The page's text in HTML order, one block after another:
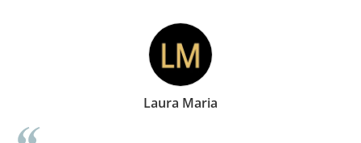
Laura Maria